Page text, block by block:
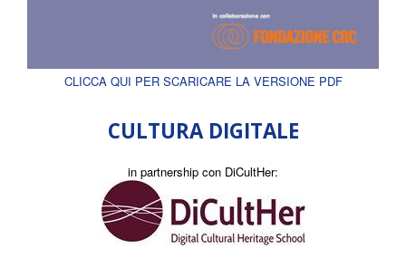
CLICCA QUI PER SCARICARE LA VERSIONE PDF
CULTURA DIGITALE
in partnership con DiCultHer: